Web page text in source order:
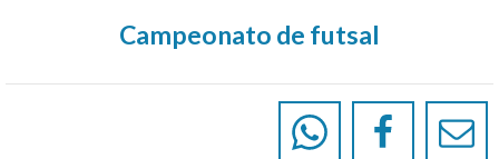
Campeonato de futsal